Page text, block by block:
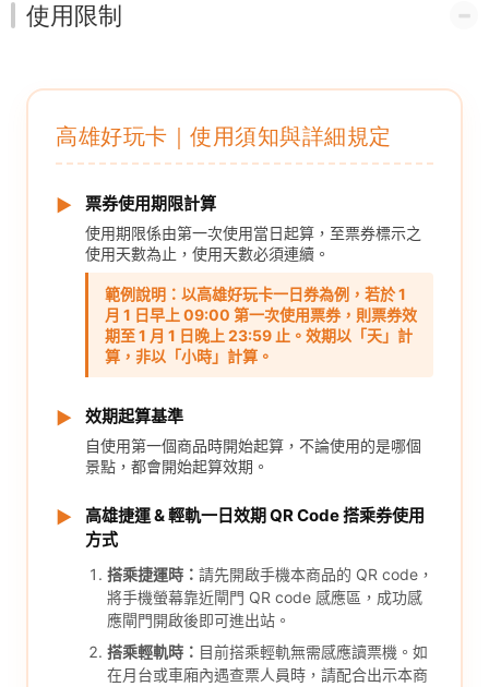
使用限制
高雄好玩卡｜使用須知與詳細規定
▶ 票券使用期限計算
使用期限係由第一次使用當日起算，至票券標示之
使用天數為止，使用天數必須連續。
範例說明：以高雄好玩卡一日券為例，若於 1
月 1 日早上 09:00 第一次使用票券，則票券效
期至 1 月 1 日晚上 23:59 止。效期以「天」計
算，非以「小時」計算。
▶ 效期起算基準
自使用第一個商品時開始起算，不論使用的是哪個
景點，都會開始起算效期。
▶
高雄捷運 & 輕軌一日效期 QR Code 搭乘券使用
方式
搭乘捷運時： 請先開啟手機本商品的 QR code，
將手機螢幕靠近閘門 QR code 感應區，成功感
應閘門開啟後即可進出站。
搭乘輕軌時： 目前搭乘輕軌無需感應讀票機。如
在月台或車廂內遇查票人員時，請配合出示本商